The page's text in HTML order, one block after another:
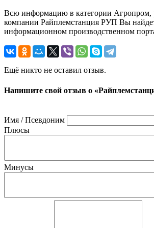
Всю информацию в категории Агропром,
компании Райплемстанция РУП Вы
информационном производственном
Ещё никто не оставил отзыв.
Напишите свой отзыв о
Имя / Псевдоним
Плюсы
Минусы